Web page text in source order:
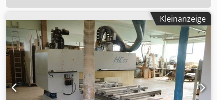
Kleinanzeige